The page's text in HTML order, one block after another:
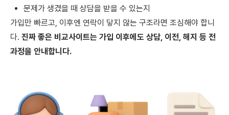
문제가 생겼을 때 상담을 받을 수 있는지
가입만 빠르고, 이후엔 연락이 닿지 않는 구조라면 조심해야 합니
다. 진짜 좋은 비교사이트는 가입 이후에도 상담, 이전, 해지 등 전
과정을 안내합니다.